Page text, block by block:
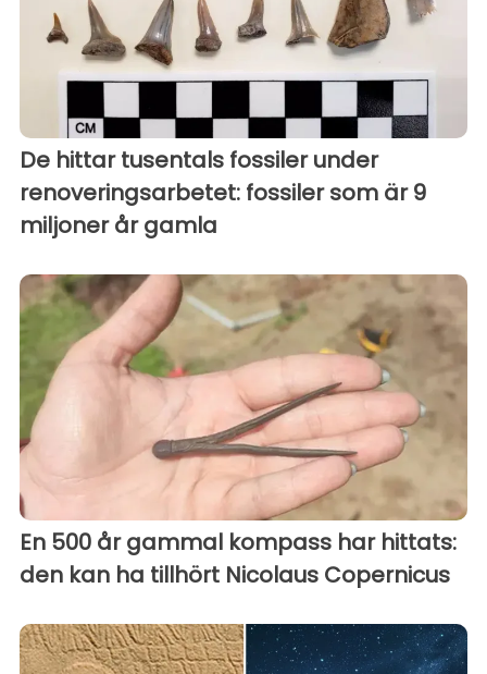
De hittar tusentals fossiler under
renoveringsarbetet: fossiler som är 9
miljoner år gamla
En 500 år gammal kompass har hittats:
den kan ha tillhört Nicolaus Copernicus